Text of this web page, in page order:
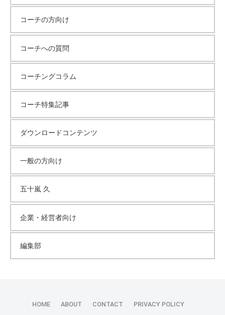
コーチの方向け
コーチへの質問
コーチングコラム
コーチ特集記事
ダウンロードコンテンツ
一般の方向け
五十嵐 久
企業・経営者向け
編集部
HOME ABOUT CONTACT PRIVACY POLICY